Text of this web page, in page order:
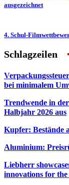
ausgezeichnet
4. Schul-
Schlagzeilen
bei minimalem
Trendwende in
Halbjahr 2026 aus
Kupfer: Bestände
Aluminium:
Liebherr
innovations for